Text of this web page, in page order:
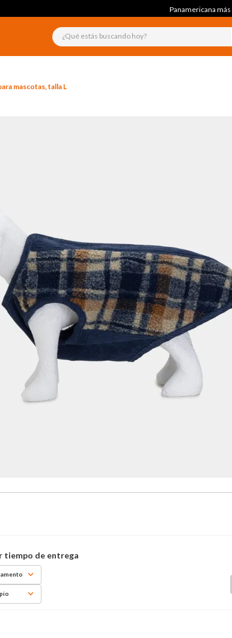
Panamericana más
¿Qué estás buscando hoy?
mascotas, talla L